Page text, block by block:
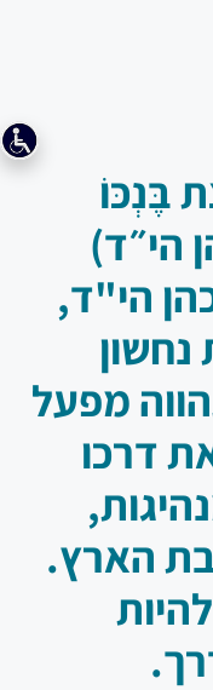
בֶּנְכּוֹ
הי״ד)
הי"ד,
מפעל
דרכו
הארץ.